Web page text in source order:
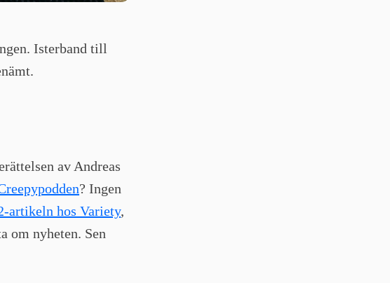
Isterband till
av Andreas
? Ingen
artikeln hos Variety,
om nyheten. Sen